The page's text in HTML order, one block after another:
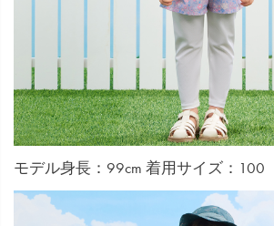
モデル身長：99cm 着用サイズ：100